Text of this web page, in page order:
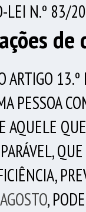
LEI N.º 83/
ARTIGO
PESSOA
AQUELE
,